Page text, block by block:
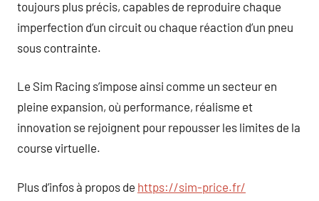
toujours plus précis, capables de reproduire chaque
imperfection d’un circuit ou chaque réaction d’un pneu
sous contrainte.
Le Sim Racing s’impose ainsi comme un secteur en
pleine expansion, où performance, réalisme et
innovation se rejoignent pour repousser les limites de la
course virtuelle.
Plus d’infos à propos de https://sim-price.fr/